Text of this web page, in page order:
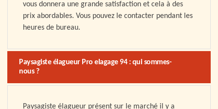
vous donnera une grande satisfaction et cela à des
prix abordables. Vous pouvez le contacter pendant les
heures de bureau.
Paysagiste élagueur Pro elagage 94 : qui sommes-
nous ?
Paysagiste élagueur présent sur le marché il y a